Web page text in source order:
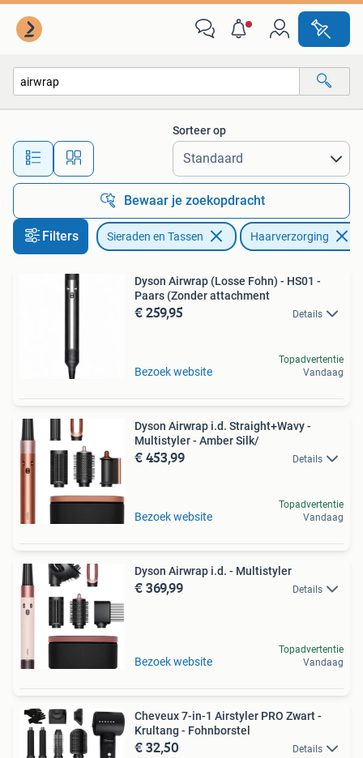
Alle afstanden…
Sorteer op
Bewaar je zoekopdracht
Filters Sieraden en Tassen Haarverzorging
Dyson Airwrap (Losse Fohn) - HS01 -
Paars (Zonder attachment
€ 259,95 Details
Bezoek website
Topadvertentie
Vandaag
Dyson Airwrap i.d. Straight+Wavy -
Multistyler - Amber Silk/
€ 453,99 Details
Bezoek website
Topadvertentie
Vandaag
Dyson Airwrap i.d. - Multistyler
€ 369,99 Details
Bezoek website
Topadvertentie
Vandaag
Cheveux 7-in-1 Airstyler PRO Zwart -
Krultang - Fohnborstel
€ 32,50 Details